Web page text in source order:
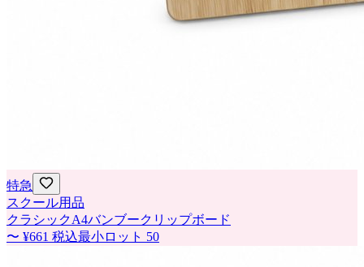
特急
スクール用品
クラシックA4バンブークリップボード
〜 ¥661 税込最小ロット 50